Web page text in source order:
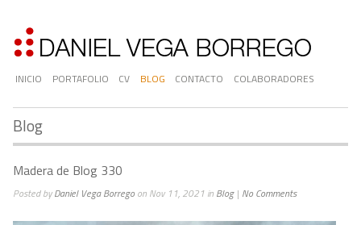
INICIO PORTAFOLIO CV BLOG CONTACTO COLABORADORES
Blog
Madera de Blog 330
Posted byDaniel Vega Borrego on Nov 11, 2021 in Blog| No Comments